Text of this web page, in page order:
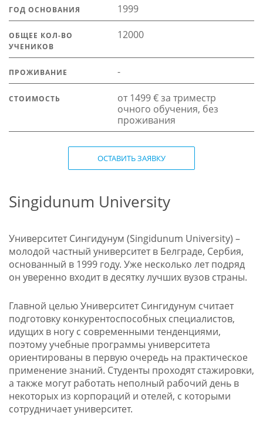
ГОД ОСНОВАНИЯ 1999
ОБЩЕЕ КОЛ-ВО
УЧЕНИКОВ
12000
ПРОЖИВАНИЕ -
СТОИМОСТЬ
от 1499 € за триместр
очного обучения, без
проживания
ОСТАВИТЬ ЗАЯВКУ
Singidunum University
Университет Сингидунум (Singidunum University) –
молодой частный университет в Белграде, Сербия,
основанный в 1999 году. Уже несколько лет подряд
он уверенно входит в десятку лучших вузов страны.
Главной целью Университет Сингидунум считает
подготовку конкурентоспособных специалистов,
идущих в ногу с современными тенденциями,
поэтому учебные программы университета
ориентированы в первую очередь на практическое
применение знаний. Студенты проходят стажировки,
а также могут работать неполный рабочий день в
некоторых из корпораций и отелей, с которыми
сотрудничает университет.